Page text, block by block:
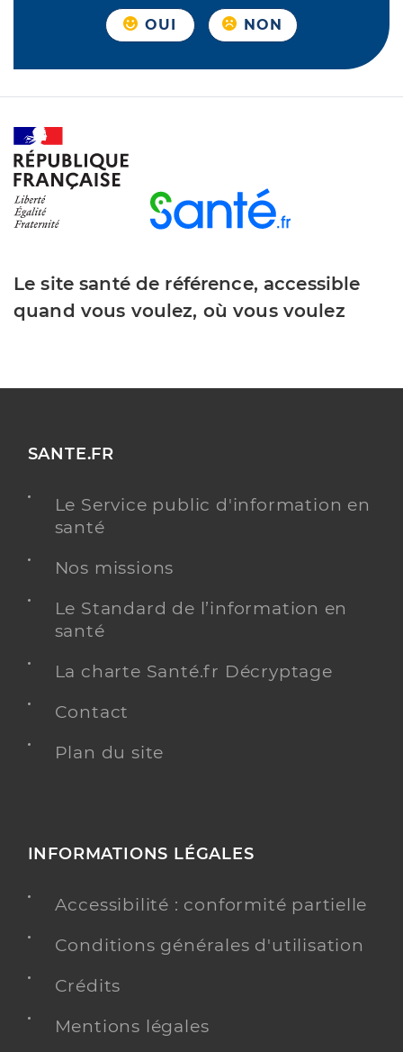
OUI NON
Le site santé de référence, accessible
quand vous voulez, où vous voulez
SANTE.FR
Le Service public d'information en
santé
Nos missions
Le Standard de l’information en
santé
La charte Santé.fr Décryptage
Contact
Plan du site
INFORMATIONS LÉGALES
Accessibilité : conformité partielle
Conditions générales d'utilisation
Crédits
Mentions légales